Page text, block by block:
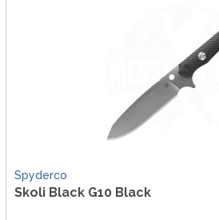
Spyderco
Skoli Black G10 Black